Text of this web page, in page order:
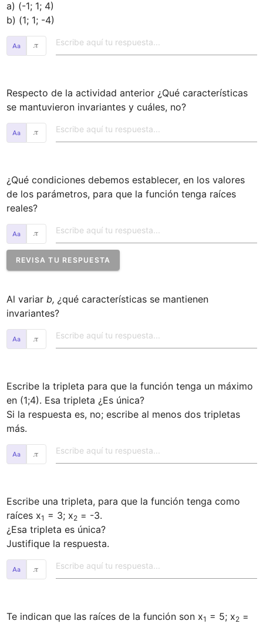
a) (-1; 1; 4)
b) (1; 1; -4)
𝜋
Respecto de la actividad anterior ¿Qué características
se mantuvieron invariantes y cuáles, no?
𝜋
¿Qué condiciones debemos establecer, en los valores
de los parámetros, para que la función tenga raíces
reales?
𝜋
REVISA TU RESPUESTA
Al variar b, ¿qué características se mantienen
invariantes?
𝜋
Escribe la tripleta para que la función tenga un máximo
en (1;4). Esa tripleta ¿Es única?
Si la respuesta es, no; escribe al menos dos tripletas
más.
𝜋
Escribe una tripleta, para que la función tenga como
raíces x1 = 3; x2 = -3.
¿Esa tripleta es única?
Justifique la respuesta.
𝜋
Te indican que las raíces de la función son x1 = 5; x2 =